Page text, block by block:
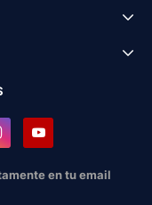
en tu email